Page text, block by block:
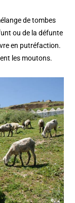
de tombes
ou de la défunte
en putréfaction.
les moutons.